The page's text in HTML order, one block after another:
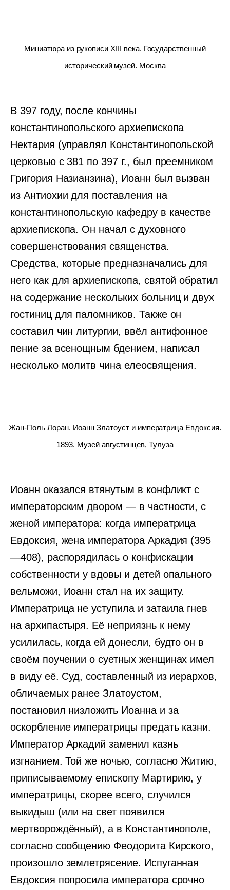
Миниатюра из рукописи XIII века. Государственный
исторический музей. Москва
В 397 году, после кончины
константинопольского архиепископа
Нектария (управлял Константинопольской
церковью с 381 по 397 г., был преемником
Григория Назианзина), Иоанн был вызван
из Антиохии для поставления на
константинопольскую кафедру в качестве
архиепископа. Он начал с духовного
совершенствования священства.
Средства, которые предназначались для
него как для архиепископа, святой обратил
на содержание нескольких больниц и двух
гостиниц для паломников. Также он
составил чин литургии, ввёл антифонное
пение за всенощным бдением, написал
несколько молитв чина елеосвящения.
Жан-Поль Лоран. Иоанн Златоуст и императрица Евдоксия.
1893. Музей августинцев, Тулуза
Иоанн оказался втянутым в конфликт с
императорским двором — в частности, с
женой императора: когда императрица
Евдоксия, жена императора Аркадия (395
—408), распорядилась о конфискации
собственности у вдовы и детей опального
вельможи, Иоанн стал на их защиту.
Императрица не уступила и затаила гнев
на архипастыря. Её неприязнь к нему
усилилась, когда ей донесли, будто он в
своём поучении о суетных женщинах имел
в виду её. Суд, составленный из иерархов,
обличаемых ранее Златоустом,
постановил низложить Иоанна и за
оскорбление императрицы предать казни.
Император Аркадий заменил казнь
изгнанием. Той же ночью, согласно Житию,
приписываемому епископу Мартирию, у
императрицы, скорее всего, случился
выкидыш (или на свет появился
мертворождённый), а в Константинополе,
согласно сообщению Феодорита Кирского,
произошло землетрясение. Испуганная
Евдоксия попросила императора срочно